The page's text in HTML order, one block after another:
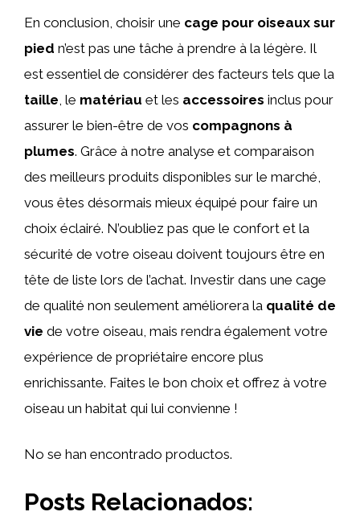
En conclusion, choisir une cage pour oiseaux sur
pied n’est pas une tâche à prendre à la légère. Il
est essentiel de considérer des facteurs tels que la
taille , le matériau et les accessoires inclus pour
assurer le bien-être de vos compagnons à
plumes. Grâce à notre analyse et comparaison
des meilleurs produits disponibles sur le marché,
vous êtes désormais mieux équipé pour faire un
choix éclairé. N’oubliez pas que le confort et la
sécurité de votre oiseau doivent toujours être en
tête de liste lors de l’achat. Investir dans une cage
de qualité non seulement améliorera la qualité de
vie de votre oiseau, mais rendra également votre
expérience de propriétaire encore plus
enrichissante. Faites le bon choix et offrez à votre
oiseau un habitat qui lui convienne !
No se han encontrado productos.
Posts Relacionados: